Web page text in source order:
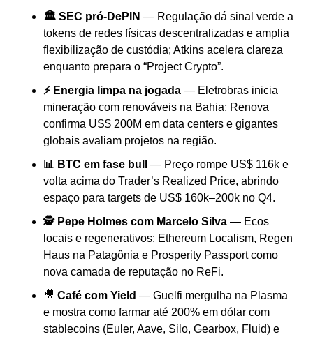
🏛️ SEC pró-DePIN — Regulação dá sinal verde a
tokens de redes físicas descentralizadas e amplia
flexibilização de custódia; Atkins acelera clareza
enquanto prepara o “Project Crypto”.
⚡ Energia limpa na jogada — Eletrobras inicia
mineração com renováveis na Bahia; Renova
confirma US$ 200M em data centers e gigantes
globais avaliam projetos na região.
📊
BTC em fase bull — Preço rompe US$ 116k e
volta acima do Trader’s Realized Price, abrindo
espaço para targets de US$ 160k–200k no Q4.
🕵️ Pepe Holmes com Marcelo Silva — Ecos
locais e regenerativos: Ethereum Localism, Regen
Haus na Patagônia e Prosperity Passport como
nova camada de reputação no ReFi.
🎥 Café com Yield — Guelfi mergulha na Plasma
e mostra como farmar até 200% em dólar com
stablecoins (Euler, Aave, Silo, Gearbox, Fluid) e